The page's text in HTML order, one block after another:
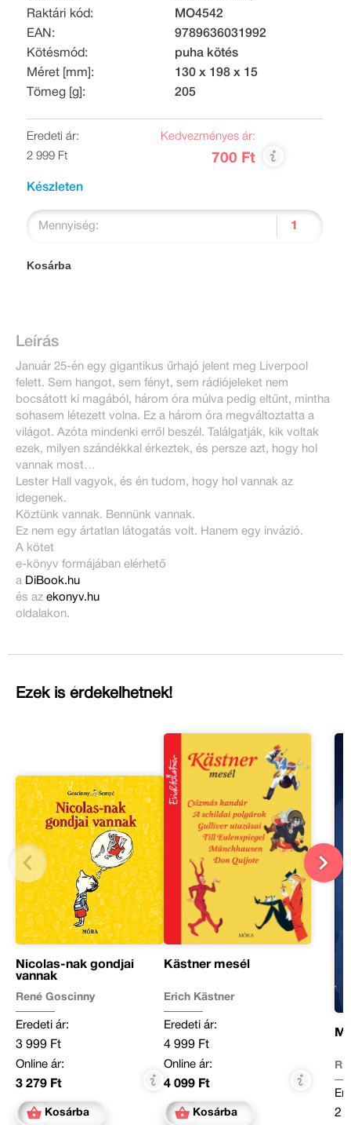
Raktári kód:
MO4542
EAN:
9789636031992
Kötésmód:
puha kötés
Méret [mm]:
130 x 198 x 15
Tömeg [g]:
205
Eredeti ár:
2 999 Ft
Kedvezményes ár:
700 Ft
Készleten
Mennyiség:
Kosárba
Leírás
Január 25-én egy gigantikus űrhajó jelent meg Liverpool
felett. Sem hangot, sem fényt, sem rádiójeleket nem
bocsátott ki magából, három óra múlva pedig eltűnt, mintha
sohasem létezett volna. Ez a három óra megváltoztatta a
világot. Azóta mindenki erről beszél. Találgatják, kik voltak
ezek, milyen szándékkal érkeztek, és persze azt, hogy hol
vannak most…
Lester Hall vagyok, és én tudom, hogy hol vannak az
idegenek.
Köztünk vannak. Bennünk vannak.
Ez nem egy ártatlan látogatás volt. Hanem egy invázió.
A kötet
e-könyv formájában elérhető
a DiBook.hu
és az ekonyv.hu
oldalakon.
Ezek is érdekelhetnek!
Nicolas-nak gondjai
vannak
René Goscinny
Eredeti ár:
3 999 Ft
Online ár:
3 279 Ft
Kosárba
Kästner mesél
Erich Kästner
Eredeti ár:
4 999 Ft
Online ár:
4 099 Ft
Kosárba
2